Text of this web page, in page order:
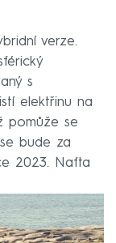
verze.
s
elektřinu na
pomůže se
bude za
2023. Nafta